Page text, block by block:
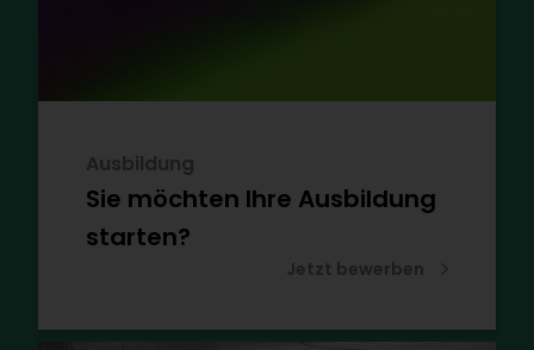
Ausbildung
Sie möchten Ihre Ausbildung
starten?
Jetzt bewerben